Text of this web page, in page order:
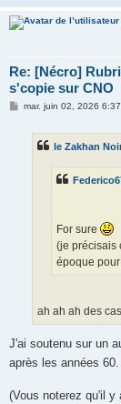
Re: [Nécro]
s'copie sur CNO
Mmar. juin 02, 2026
le Zakhan
For sure
(je précisais
époque
ah ah ah des
J'ai soutenu sur un
après les années
(Vous noterez qu'il y